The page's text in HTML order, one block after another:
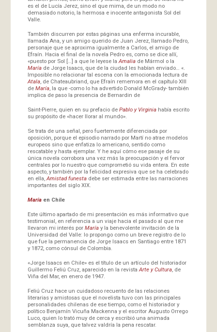
es el de Lucía Jerez, sino el que mima, de un modo no
demasiado notorio, la hermosa e inocente antagonista Sol del
Valle.
También discurren por estas páginas una enferma incurable,
llamada Ana, y un amigo querido de Juan Jerez, llamado Pedro,
personaje que se aproxima igualmente a Carlos, el amigo de
Efraín. Hacia el final de la novela Pedro es, como se dice allí,
«puesto por Sol […] a que le leyese la Amaliade Mármol o la
Maríade Jorge Isaacs, que de la ciudad les habían enviado… «.
Imposible no relacionar tal escena con la emocionada lectura de
Atala, de Chateaubriand, que Efraín rememora en el capítulo XIII
de María, la que -como lo ha advertido Donald McGrady- también
implica de paso la presencia de Bernardin de
Saint-Pierre, quien en su prefacio de Pablo y Virginiahabía escrito
su propósito de «hacer llorar al mundo».
Se trata de una señal, pero fuertemente diferenciada por
oposición, porque el episodio narrado por Martí no atrae modelos
europeos sino que enfatiza lo americano, sentido como
rescatable y hasta ejemplar. Y he aquí cómo ese pasaje de su
única novela corrobora una vez más la preocupación y el fervor
centrales por lo nuestro que comprometió su vida entera. En este
aspecto, y también por la felicidad expresiva que se ha celebrado
en ella, Amistad funestadebe ser estimada entre las narraciones
importantes del siglo XIX.
María en Chile
Este último apartado de mi presentación es más informativo que
testimonial, en referencia a un viaje hacia el pasado al que me
llevaron mi interés por Maríay la benevolente invitación de la
Universidad del Valle: lo propongo como un breve registro de lo
que fue la permanencia de Jorge Isaacs en Santiago entre 1871
y 1872, como cónsul de Colombia.
«Jorge Isaacs en Chile» es el título de un artículo del historiador
Guillermo Feliú Cruz, aparecido en la revista Arte y Cultura, de
Viña del Mar, en enero de 1947.
Feliú Cruz hace un cuidadoso recuento de las relaciones
literarias y amistosas que el novelista tuvo con las principales
personalidades chilenas de ese tiempo, como el historiador y
político Benjamín Vicuña Mackenna y el escritor Augusto Orrego
Luco, quien lo trató muy de cerca y escribió una animada
semblanza suya, que talvez valdría la pena rescatar.